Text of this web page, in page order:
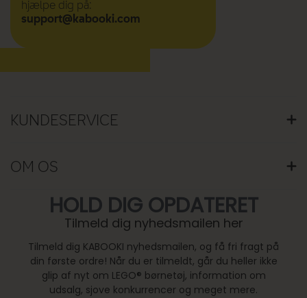
hjælpe dig på:
support@kabooki.com
KUNDESERVICE
STØRRELSESGUIDE
FRAGT OG LEVERING
RETUR OG REKLAMATION
PRODUKTINFORMATION
FORTRYD DIN ORDRE
RETURNERING
OM OS
VORES HISTORIE
ANSVARLIGHED
CERTIFICERINGER OG KONTROLLER
HOLD DIG OPDATERET
Tilmeld dig nyhedsmailen her
Tilmeld dig KABOOKI nyhedsmailen, og få fri fragt på
din første ordre! Når du er tilmeldt, går du heller ikke
glip af nyt om LEGO® børnetøj, information om
udsalg, sjove konkurrencer og meget mere.